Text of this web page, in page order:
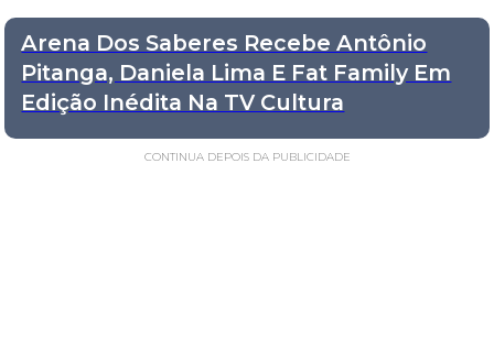
Arena Dos Saberes Recebe Antônio
Pitanga, Daniela Lima E Fat Family Em
Edição Inédita Na TV Cultura
CONTINUA DEPOIS DA PUBLICIDADE